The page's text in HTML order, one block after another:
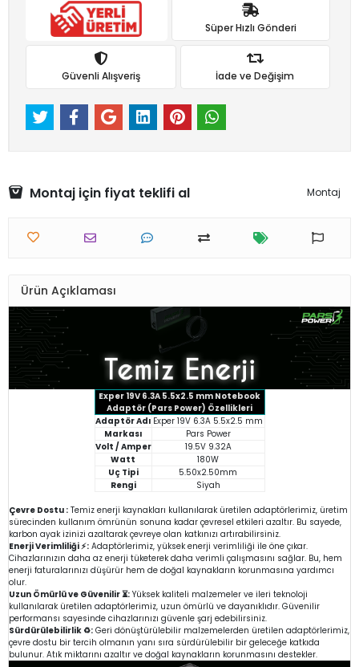
Süper Hızlı Gönderi
Güvenli Alışveriş İade ve Değişim
Montaj için fiyat teklifi al Montaj
Ürün Açıklaması
Exper 19V 6.3A 5.5x2.5 mm Notebook
Adaptör (Pars Power) Özellikleri
Adaptör Adı Exper 19V 6.3A 5.5x2.5 mm
Markası
Pars Power
Volt / Amper
19.5V 9.32A
Watt
180W
Uç Tipi
5.50x2.50mm
Rengi
Siyah
Çevre Dostu : Temiz enerji kaynakları kullanılarak üretilen adaptörlerimiz, üretim
sürecinden kullanım ömrünün sonuna kadar çevresel etkileri azaltır. Bu sayede,
karbon ayak izinizi azaltarak çevreye olan katkınızı artırabilirsiniz.
Enerji Verimliliği ⚡: Adaptörlerimiz, yüksek enerji verimliliği ile öne çıkar.
Cihazlarınızın daha az enerji tüketerek daha verimli çalışmasını sağlar. Bu, hem
enerji faturalarınızı düşürür hem de doğal kaynakların korunmasına yardımcı
olur.
Uzun Ömürlü ve Güvenilir ⏳: Yüksek kaliteli malzemeler ve ileri teknoloji
kullanılarak üretilen adaptörlerimiz, uzun ömürlü ve dayanıklıdır. Güvenilir
performansı sayesinde cihazlarınızı güvenle şarj edebilirsiniz.
Sürdürülebilirlik ♻️: Geri dönüştürülebilir malzemelerden üretilen adaptörlerimiz,
çevre dostu bir tercih olmanın yanı sıra sürdürülebilir bir geleceğe katkıda
bulunur. Atık miktarını azaltır ve doğal kaynakların korunmasını destekler.